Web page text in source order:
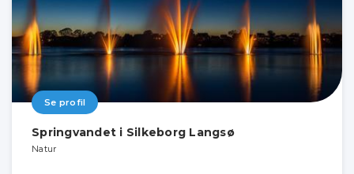
Se profil
Springvandet i Silkeborg Langsø
Natur